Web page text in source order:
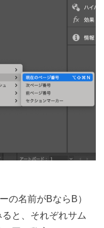
の名前がBならB）
と、それぞれサム